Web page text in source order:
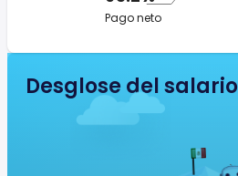
Pago neto
Desglose del salario